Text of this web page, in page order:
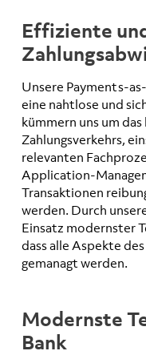
Effiziente
Unsere Payments-
eine nahtlose und
kümmern uns um
Zahlungsverkehrs,
relevanten
Application-
Transaktionen
werden. Durch
Einsatz modernster
dass alle Aspekte
gemanagt werden.
Modernste
Bank